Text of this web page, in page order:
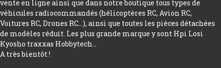
vente en ligne ainsi que dans notre boutique tous types de
véhicules radiocommandés (hélicoptères RC, Avion RC,
Voitures RC, Drones RC…), ainsi que toutes les pièces détachées
de modèles réduit. Les plus grande marque y sont Hpi Losi
Kyosho traxxas Hobbytech...
A très bientôt !